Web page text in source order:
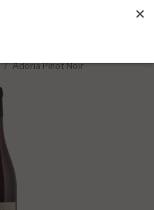
/ Adoria Pinot Noir